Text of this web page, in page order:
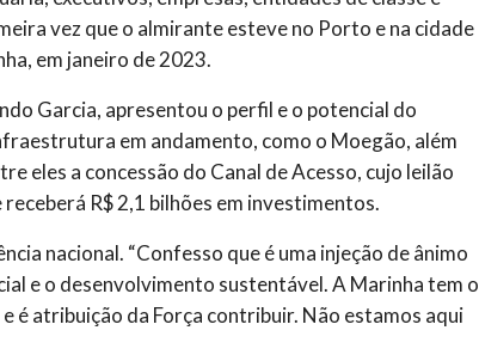
vez que o almirante esteve no Porto e na cidade
em janeiro de 2023.
Garcia, apresentou o perfil e o potencial do
em andamento, como o Moegão, além
eles a concessão do Canal de Acesso, cujo leilão
R$ 2,1 bilhões em investimentos.
nacional. “Confesso que é uma injeção de ânimo
e o desenvolvimento sustentável. A Marinha tem o
é atribuição da Força contribuir. Não estamos aqui